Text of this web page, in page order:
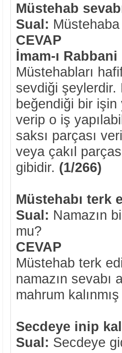
Müstehab
Sual:
CEVAP
İmam-ı Rabbani
Müstehabları
sevdiği şeylerdir.
beğendiği bir işin
verip o iş
saksı parçası
veya çakıl
gibidir. (1/266)
Müstehabı terk
Sual: Namazın
mu?
CEVAP
Müstehab terk
namazın sevabı
mahrum
Secdeye inip
Sual: Secdeye